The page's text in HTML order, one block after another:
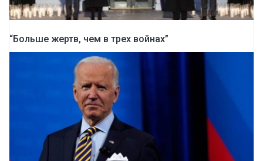
“Больше жертв, чем в трех войнах”